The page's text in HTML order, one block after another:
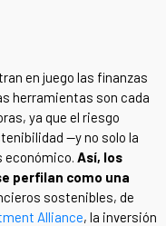
en juego las finanzas
herramientas son cada
ya que el riesgo
—y no solo la
económico. Así, los
perfilan como una
sostenibles, de
Alliance, la inversión